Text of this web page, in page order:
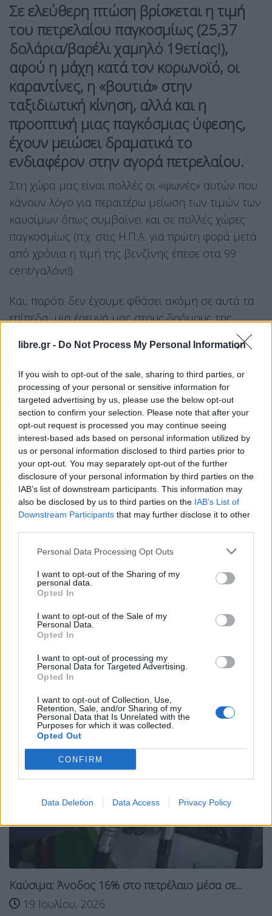
libre.gr - Do Not Process My Personal Information
If you wish to opt-out of the sale, sharing to third parties, or
processing of your personal or sensitive information for
targeted advertising by us, please use the below opt-out
section to confirm your selection. Please note that after your
opt-out request is processed you may continue seeing
interest-based ads based on personal information utilized by
us or personal information disclosed to third parties prior to
your opt-out. You may separately opt-out of the further
disclosure of your personal information by third parties on the
IAB’s list of downstream participants. This information may
also be disclosed by us to third parties on the IAB’s List of
Downstream Participants that may further disclose it to other
Personal Data Processing Opt Outs
I want to opt-out of the Sharing of my
personal data.
Opted In
I want to opt-out of the Sale of my
Personal Data.
Opted In
I want to opt-out of processing my
Personal Data for Targeted Advertising.
Opted In
I want to opt-out of Collection, Use,
Retention, Sale, and/or Sharing of my
Personal Data that Is Unrelated with the
Purposes for which it was collected.
Opted Out
CONFIRM
Data Deletion Data Access Privacy Policy
Σε ελεύθερη πτώση βρίσκεται η τιμή
του πετρελαίου παγκοσμίως (25,37
δολάρια/βαρέλι χαμηλό 19ετίας!),
αφού η μάχη κατά τον κορωνοϊό, οι
καραντίνες, η «βουτιά» στην
ταξιδιωτική κίνηση, αλλά και η
προοπτική μιας παγκόσμιας ύφεσης,
έχουν μειώσει δραματικά το
ενδιαφέρον στην αγορά πετρελαίου.
Στη χώρα μας είναι πολλές οι «φωνές» αυτών που
κάνουν λόγο για περαιτέρω μείωση των τιμών των
καυσίμων όπως συμβαίνει και σε πολλές χώρες
παγκοσμίως (π.χ. στις Η.Π.Α. για πρώτη φορά μετά
από χρόνια η τιμή της βενζίνης έπεσε στα 99
cent/γαλόνι!).
Και, παρότι δεν έχουμε φθάσει ακόμη σε αυτά τα
επίπεδα, μια έρευνά μας στους δρόμους της
Αθήνας αλλά και στις τιμές των πρατηρίων του
Υπουργείου Ανάπτυξης, μας έδειξε ότι για πρώτη
φορά μετά από χρόνια η τιμή του πετρελαίου
κίνησης έπεσε σε πολλά πρατήρια της χώρας κάτω
από το 1 ευρώ/λίτρο!
Αυτή τη στιγμή σε πρατήρια στην Πειραιώς, τη
Χαμοστέρνας, τη Λεωφόρο Σχιστού, στην
Κωνσταντινουπόλεως στο Περιστέρι και στην Αλ.
Παναγούλη στο Νέο Ηράκλειο, μπορεί κανείς να
γεμίσει το αυτοκίνητό του με πετρέλαιο κίνησης
με τιμή από 0,962 έως 0,997 ευρώ/λίτρο!
Facebook Share on X Bluesky
Email
Tags: καύσιμα
Σχετικά Άρθρα
Καύσιμα: Άνοδος 16% στο πετρέλαιο μέσα σε...
19 Ιουλίου, 2026